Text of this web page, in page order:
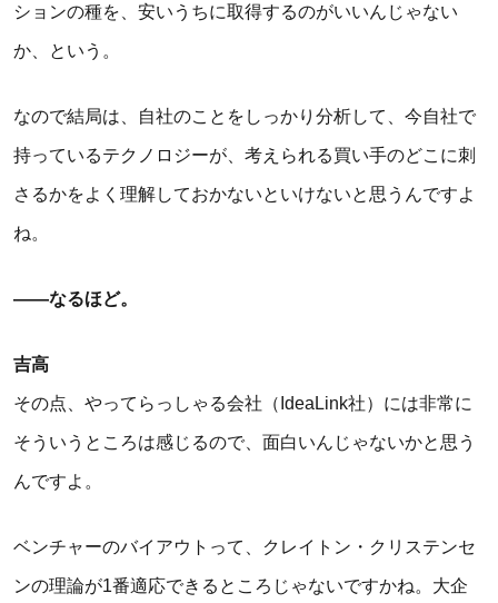
ションの種を、安いうちに取得するのがいいんじゃない
か、という。
なので結局は、自社のことをしっかり分析して、今自社で
持っているテクノロジーが、考えられる買い手のどこに刺
さるかをよく理解しておかないといけないと思うんですよ
ね。
――なるほど。
吉高
その点、やってらっしゃる会社（IdeaLink社）には非常に
そういうところは感じるので、面白いんじゃないかと思う
んですよ。
ベンチャーのバイアウトって、クレイトン・クリステンセ
ンの理論が1番適応できるところじゃないですかね。大企